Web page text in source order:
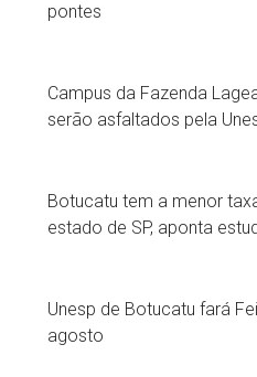
pontes
Campus da Fazenda
serão asfaltados pela
Botucatu tem a menor
estado de SP, aponta
Unesp de Botucatu fará
agosto